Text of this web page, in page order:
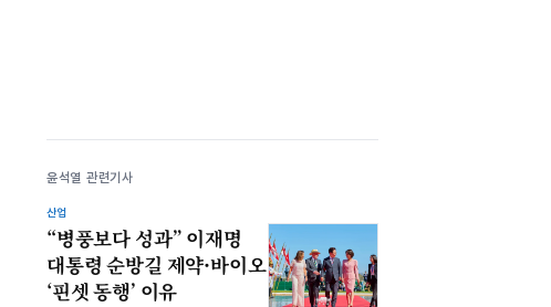
윤석열 관련기사
산업
“병풍보다 성과” 이재명
대통령 순방길 제약·바이오
‘핀셋 동행’ 이유